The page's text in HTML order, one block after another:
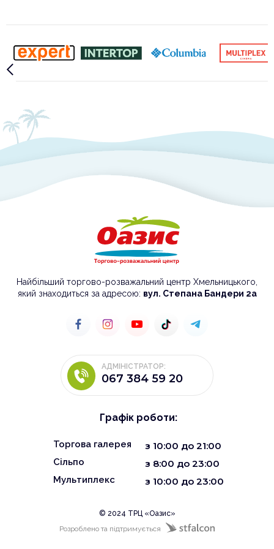
Найбільший торгово-розважальний центр Хмельницького,
який знаходиться за адресою: вул. Степана Бандери 2а
АДМІНІСТРАТОР:
067 384 59 20
Графік роботи:
Торгова галерея з 10:00 до 21:00
Сільпо з 8:00 до 23:00
Мультиплекс з 10:00 до 23:00
© 2024 ТРЦ «Оазис»
Розроблено та підтримується